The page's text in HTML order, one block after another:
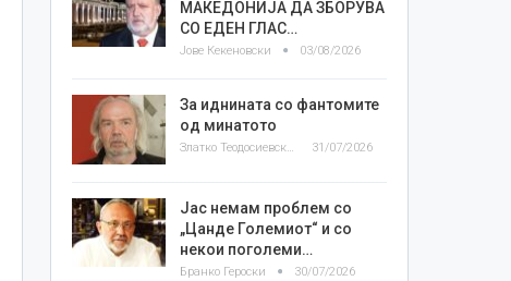
МАКЕДОНИЈА ДА ЗБОРУВА
СО ЕДЕН ГЛАС…
Јове Кекеновски 03/08/2026
За иднината со фантомите
од минатото
Златко Теодосиевски 31/07/2026
Јас немам проблем со
„Цанде Големиот“ и со
некои поголеми…
Бранко Героски 30/07/2026